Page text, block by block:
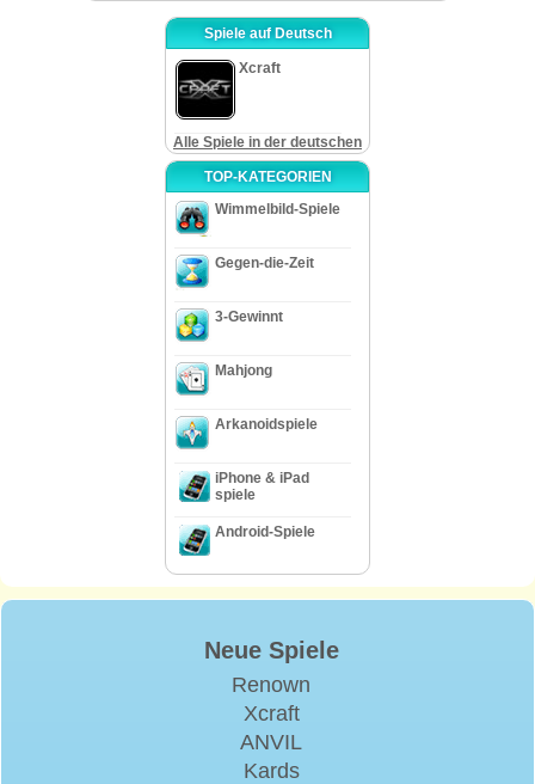
Spiele auf Deutsch
Xcraft
Alle Spiele in der deutschen
TOP-KATEGORIEN
Wimmelbild-Spiele
Gegen-die-Zeit
3-Gewinnt
Mahjong
Arkanoidspiele
iPhone & iPad
spiele
Android-Spiele
Neue Spiele
Renown
Xcraft
ANVIL
Kards